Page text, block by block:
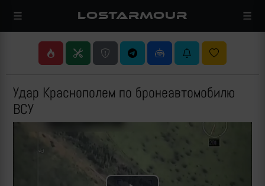
LOSTARMOUR
Удар Краснополем по бронеавтомобилю
ВСУ